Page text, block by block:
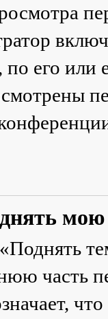
по его
мою
часть